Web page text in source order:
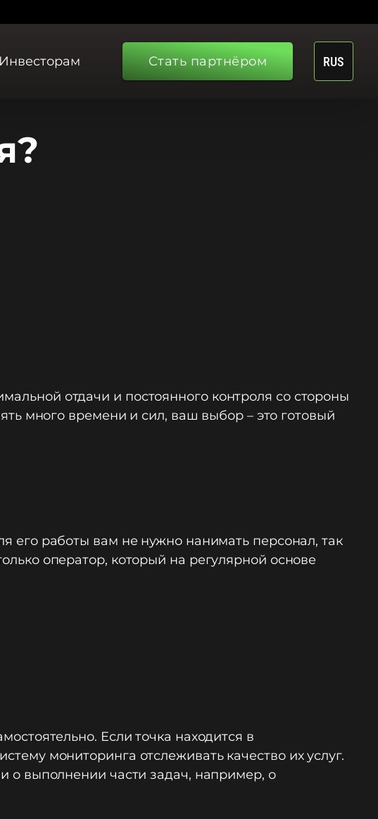
Инвесторам Стать партнёром RUS
отдачи и постоянного контроля со стороны
много времени и сил, ваш выбор – это готовый
его работы вам не нужно нанимать персонал, так
оператор, который на регулярной основе
Если точка находится в
мониторинга отслеживать качество их услуг.
о выполнении части задач, например, о